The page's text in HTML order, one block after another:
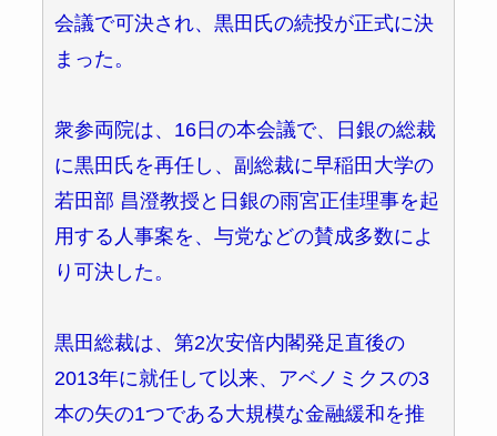
会議で可決され、黒田氏の続投が正式に決
まった。
衆参両院は、16日の本会議で、日銀の総裁
に黒田氏を再任し、副総裁に早稲田大学の
若田部 昌澄教授と日銀の雨宮正佳理事を起
用する人事案を、与党などの賛成多数によ
り可決した。
黒田総裁は、第2次安倍内閣発足直後の
2013年に就任して以来、アベノミクスの3
本の矢の1つである大規模な金融緩和を推